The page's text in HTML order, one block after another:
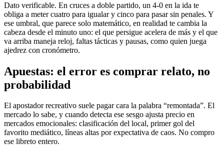
Dato verificable. En cruces a doble partido, un 4-0 en la ida te
obliga a meter cuatro para igualar y cinco para pasar sin penales. Y
ese umbral, que parece solo matemático, en realidad te cambia la
cabeza desde el minuto uno: el que persigue acelera de más y el que
va arriba maneja reloj, faltas tácticas y pausas, como quien juega
ajedrez con cronómetro.
Apuestas: el error es comprar relato, no
probabilidad
El apostador recreativo suele pagar cara la palabra “remontada”. El
mercado lo sabe, y cuando detecta ese sesgo ajusta precio en
mercados emocionales: clasificación del local, primer gol del
favorito mediático, líneas altas por expectativa de caos. No compro
ese libreto entero.